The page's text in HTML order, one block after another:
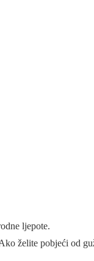
ljepote.
želite pobjeći od